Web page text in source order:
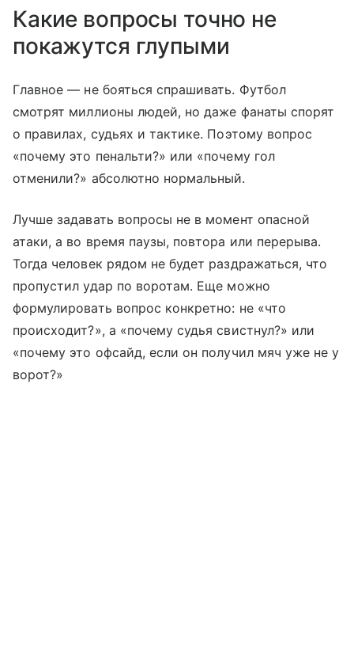
Какие вопросы точно не
покажутся глупыми
Главное — не бояться спрашивать. Футбол
смотрят миллионы людей, но даже фанаты спорят
о правилах, судьях и тактике. Поэтому вопрос
«почему это пенальти?» или «почему гол
отменили?» абсолютно нормальный.
Лучше задавать вопросы не в момент опасной
атаки, а во время паузы, повтора или перерыва.
Тогда человек рядом не будет раздражаться, что
пропустил удар по воротам. Еще можно
формулировать вопрос конкретно: не «что
происходит?», а «почему судья свистнул?» или
«почему это офсайд, если он получил мяч уже не у
ворот?»